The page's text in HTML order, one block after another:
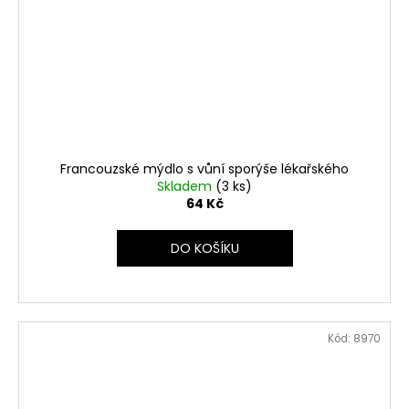
Francouzské mýdlo s vůní sporýše lékařského
Skladem (3 ks)
64 Kč
DO KOŠÍKU
Kód: 8970